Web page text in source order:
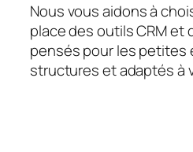
Nous vous aidons à
place des outils CRM et
pensés pour les petites
structures et adaptés à